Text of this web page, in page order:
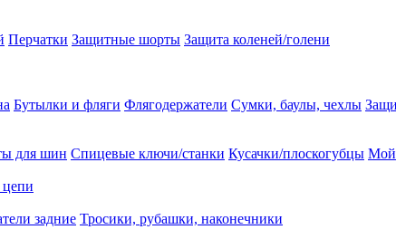
Перчатки Защитные шорты Защита коленей/голени
Бутылки и фляги Флягодержатели Сумки, баулы, чехлы
для шин Спицевые ключи/станки Кусачки/плоскогубцы
задние Тросики, рубашки, наконечники